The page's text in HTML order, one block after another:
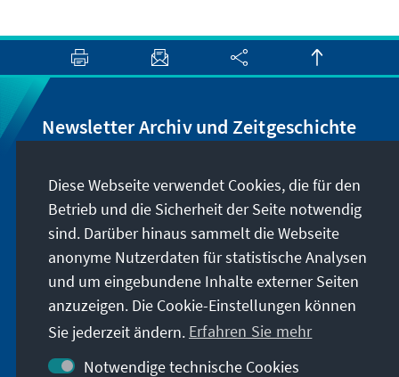
Newsletter Archiv und Zeitgeschichte
Wir informieren Sie über Neuigkeiten rund um
unser Archiv, geben Hinweise zu unseren
zeithistorisch-politischen Veranstaltungen und
machen Sie auf neu erschienene Publikationen
und Formate aufmerksam. Der Newsletter
erscheint vier- bis fünfmal im Jahr.
Jetzt abonnieren
Diese Webseite verwendet Cookies, die für den
Betrieb und die Sicherheit der Seite notwendig
sind. Darüber hinaus sammelt die Webseite
anonyme Nutzerdaten für statistische Analysen
und um eingebundene Inhalte externer Seiten
anzuzeigen. Die Cookie-Einstellungen können
Sie jederzeit ändern. Erfahren Sie mehr
Notwendige technische Cookies